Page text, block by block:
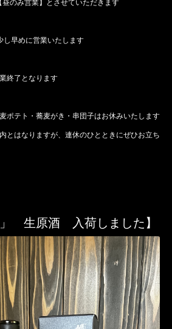
昼のみ営業】とさせていただきます
し早めに営業いたします
終了となります
ポテト・蕎麦がき・串団子はお休みいたします
とはなりますが、連休のひとときにぜひお立ち
生原酒 入荷しました】